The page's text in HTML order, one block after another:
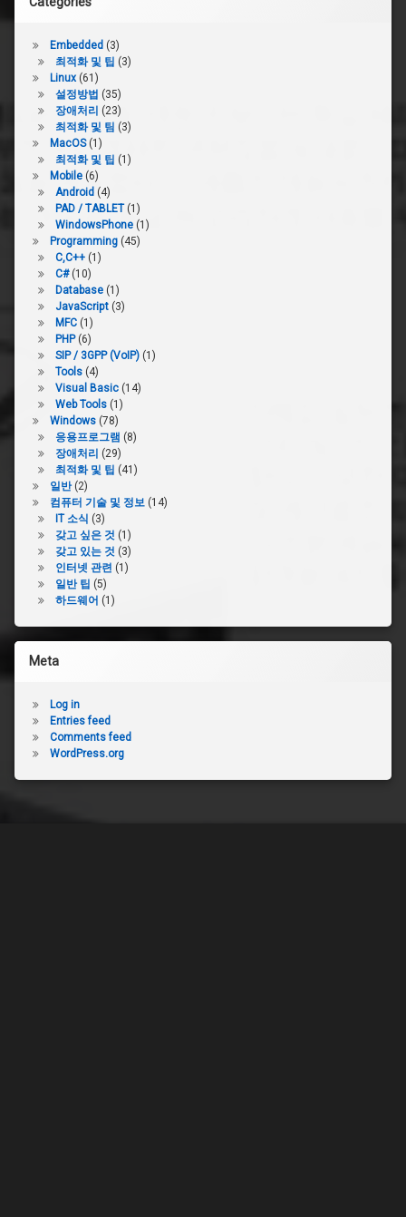
Embedded(3)
최적화 및 팁 (3)
Linux(61)
설정방법 (35)
장애처리 (23)
최적화 및 팀 (3)
MacOS(1)
최적화 및 팁 (1)
Mobile(6)
Android(4)
PAD / TABLET(1)
WindowsPhone(1)
Programming(45)
C,C++(1)
C#(10)
Database(1)
JavaScript(3)
MFC(1)
PHP(6)
SIP / 3GPP (VoIP)(1)
Tools(4)
Visual Basic(14)
Web Tools(1)
Windows(78)
응용프로그램 (8)
장애처리 (29)
최적화 및 팁 (41)
일반(2)
컴퓨터 기술 및 정보(14)
IT 소식 (3)
갖고 싶은 것 (1)
갖고 있는 것 (3)
인터넷 관련 (1)
일반 팁 (5)
하드웨어 (1)
Meta
Log in
Entries feed
Comments feed
WordPress.org